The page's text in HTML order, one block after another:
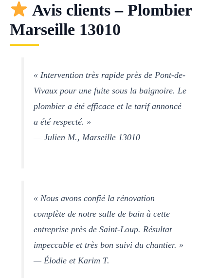
Avis clients – Plombier
Marseille 13010
« Intervention très rapide près de Pont-de-
Vivaux pour une fuite sous la baignoire. Le
plombier a été efficace et le tarif annoncé
a été respecté. »
— Julien M., Marseille 13010
« Nous avons confié la rénovation
complète de notre salle de bain à cette
entreprise près de Saint-Loup. Résultat
impeccable et très bon suivi du chantier. »
— Élodie et Karim T.